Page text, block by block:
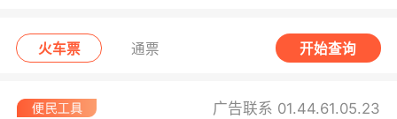
八月十五警惕恐袭！
火车票 通票 开始查询
广告联系 01.44.61.05.23